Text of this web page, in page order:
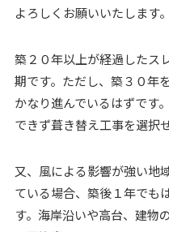
よろしくお願いいたします。
築２０年以上が経過したス
期です。ただし、築３０年
かなり進んでいるはずです
できず葺き替え工事を選択
又、風による影響が強い地
ている場合、築後１年でも
す。海岸沿いや高台、建物